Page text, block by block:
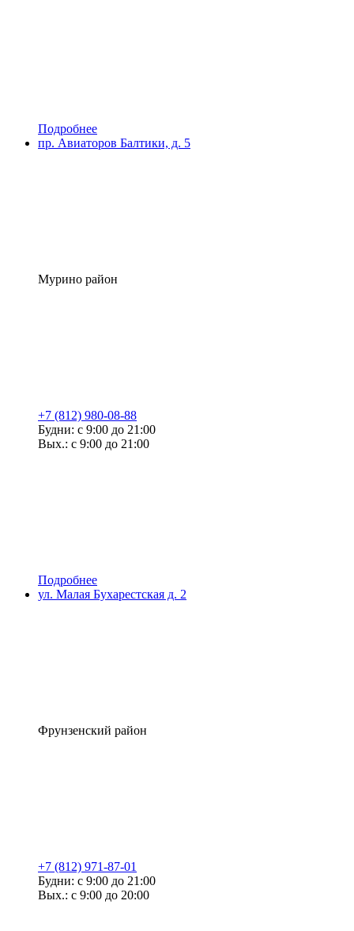
Подробнее
пр. Авиаторов Балтики, д. 5
Мурино район
+7 (812) 980-08-88
Будни: с 9:00 до 21:00
Вых.: с 9:00 до 21:00
Подробнее
ул. Малая Бухарестская д. 2
Фрунзенский район
+7 (812) 971-87-01
Будни: с 9:00 до 21:00
Вых.: с 9:00 до 20:00